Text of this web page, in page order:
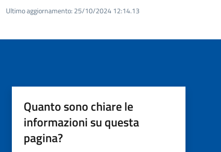
Ultimo aggiornamento: 25/10/2024 12:14.13
Quanto sono chiare le
informazioni su questa
pagina?